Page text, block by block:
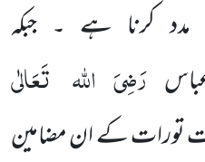
مدد کرنا ہے ۔ جبکہ
رَضِیَ اللہ تَعَالٰی
تورات کے ان مضامین